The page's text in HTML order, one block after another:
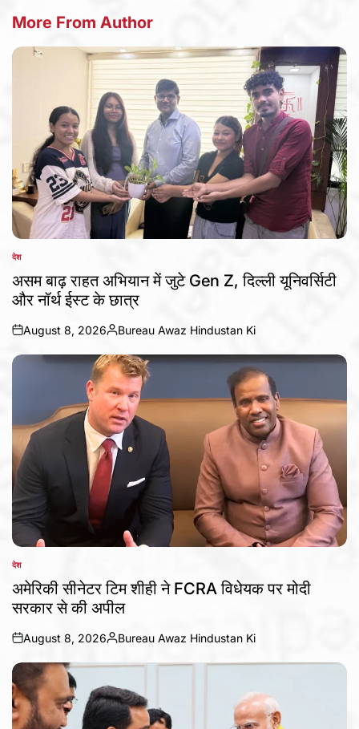
More From Author
POSTED
देश
असम बाढ़ राहत अभियान में जुटे Gen Z, दिल्ली यूनिवर्सिटी
और नॉर्थ ईस्ट के छात्र
on
August 8, 2026
Posted
by
Bureau Awaz Hindustan Ki
POSTED
देश
अमेरिकी सीनेटर टिम शीही ने FCRA विधेयक पर मोदी
सरकार से की अपील
on
August 8, 2026
Posted
by
Bureau Awaz Hindustan Ki